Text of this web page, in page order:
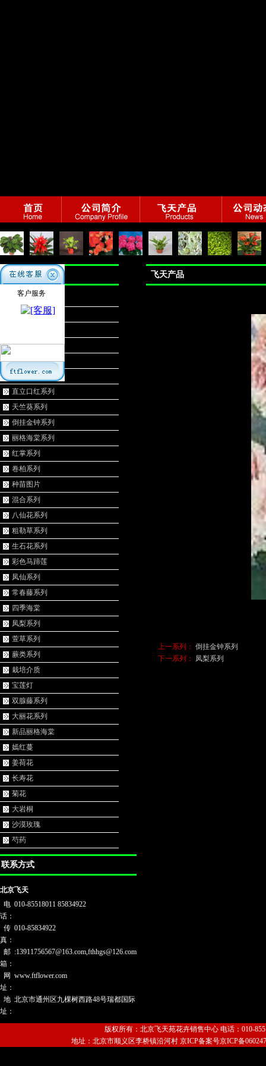
客户服务
产品分类
竹芋系列
白掌系列
观叶海棠系列
扶桑系列
多肉系列
直立口红系列
天竺葵系列
倒挂金钟系列
丽格海棠系列
红掌系列
卷柏系列
种苗图片
混合系列
八仙花系列
粗勒草系列
生石花系列
彩色马蹄莲
凤仙系列
常春藤系列
四季海棠
凤梨系列
萱草系列
蕨类系列
栽培介质
宝莲灯
双腺藤系列
大丽花系列
新品丽格海棠
嫣红蔓
姜荷花
长寿花
菊花
大岩桐
沙漠玫瑰
芍药
联系方式
北京飞天
电
话：
010-85518011 85834922
传
真：
010-85834922
邮
箱：
:13911756567@163.com,fthhgs@126.com
网
址：
www.ftflower.com
地
址：
北京市通州区九棵树西路48号瑞都国际
飞天产品
上一系列： 倒挂金钟系列
下一系列：
凤梨系列
版权所有：北京飞天苑花卉销售中心 电话：010-
地址：北京市顺义区李桥镇沿河村 京ICP备案号京ICP备